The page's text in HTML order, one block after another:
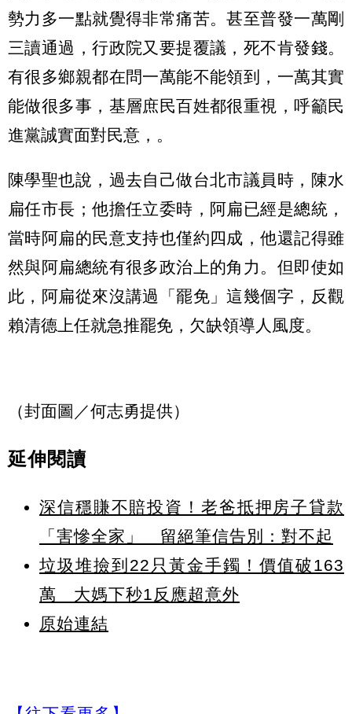
勢力多一點就覺得非常痛苦。甚至普發一萬剛
三讀通過，行政院又要提覆議，死不肯發錢。
有很多鄉親都在問一萬能不能領到，一萬其實
能做很多事，基層庶民百姓都很重視，呼籲民
進黨誠實面對民意，。
陳學聖也說，過去自己做台北市議員時，陳水
扁任市長；他擔任立委時，阿扁已經是總統，
當時阿扁的民意支持也僅約四成，他還記得雖
然與阿扁總統有很多政治上的角力。但即使如
此，阿扁從來沒講過「罷免」這幾個字，反觀
賴清德上任就急推罷免，欠缺領導人風度。
（封面圖／何志勇提供）
延伸閱讀
深信穩賺不賠投資！老爸抵押房子貸款
「害慘全家」 留絕筆信告別：對不起
垃圾堆撿到22只黃金手鐲！價值破163
萬 大媽下秒1反應超意外
原始連結